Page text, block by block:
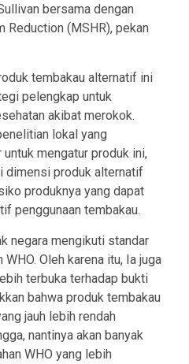
bersama dengan
Reduction (MSHR), pekan
tembakau alternatif ini
pelengkap untuk
akibat merokok.
lokal yang
mengatur produk ini,
dimensi produk alternatif
produknya yang dapat
penggunaan tembakau.
negara mengikuti standar
Oleh karena itu, Ia juga
terbuka terhadap bukti
bahwa produk tembakau
jauh lebih rendah
nantinya akan banyak
WHO yang lebih